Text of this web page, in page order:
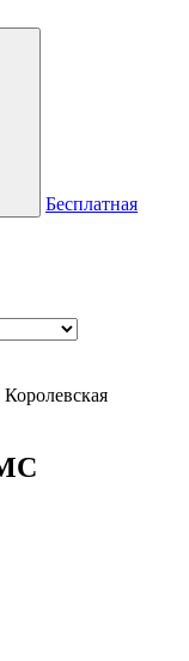
Бесплатная
Королевская